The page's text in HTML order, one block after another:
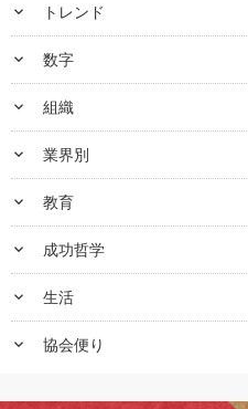
keyboard_arrow_down トレンド
keyboard_arrow_down 数字
keyboard_arrow_down 組織
keyboard_arrow_down 業界別
keyboard_arrow_down 教育
keyboard_arrow_down 成功哲学
keyboard_arrow_down 生活
keyboard_arrow_down 協会便り